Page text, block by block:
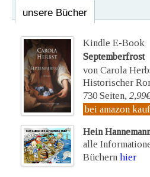
unsere Bücher
Kindle E-Book
Septemberfrost
von Carola
Historischer
730 Seiten, 2,99€
bei amazon
Hein
alle
Büchern hier